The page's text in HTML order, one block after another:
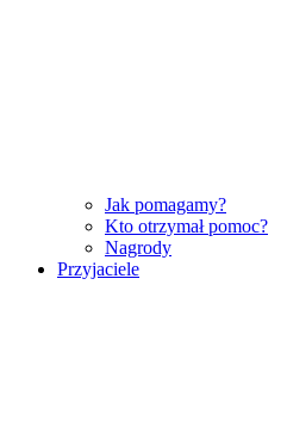
Jak pomagamy?
Kto otrzymał pomoc?
Nagrody
Przyjaciele